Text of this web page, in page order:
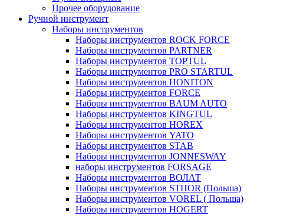
Прочее оборудование
Ручной инструмент
Наборы инструментов
Наборы инструментов ROCK FORCE
Наборы инструментов PARTNER
Наборы инструментов TOPTUL
Наборы инструментов PRO STARTUL
Наборы инструментов HONITON
Наборы инструментов FORCE
Наборы инструментов BAUM AUTO
Наборы инструментов KINGTUL
Наборы инструментов HOREX
Наборы инструментов YATO
Наборы инструментов STAB
Наборы инструментов JONNESWAY
наборы инструментов FORSAGE
Наборы инструментов ВОЛАТ
Наборы инструментов STHOR (Польша)
Наборы инструментов VOREL ( Польша)
Наборы инструментов HOGERT